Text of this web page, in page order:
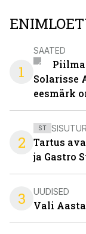
1
SAATED
Solarisse
eesmärk
2
ST
Tartus
ja Gastro
3 UUDISED
Vali